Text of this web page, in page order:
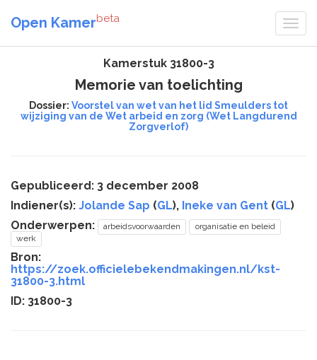
Open Kamerbeta
Kamerstuk 31800-3
Memorie van toelichting
Dossier: Voorstel van wet van het lid Smeulders tot
wijziging van de Wet arbeid en zorg (Wet Langdurend
Zorgverlof)
Gepubliceerd: 3 december 2008
Indiener(s): Jolande Sap (GL), Ineke van Gent (GL)
Onderwerpen:
arbeidsvoorwaarden
organisatie en beleid
werk
Bron:
https://zoek.officielebekendmakingen.nl/kst-
31800-3.html
ID: 31800-3